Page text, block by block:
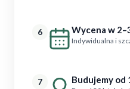
6 Wycena w
Indywidualna i
7 Budujemy od